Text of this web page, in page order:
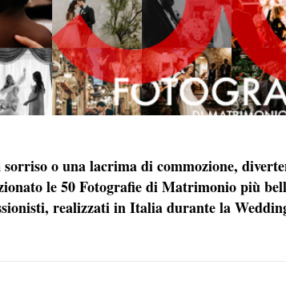
o una lacrima di commozione,
le 50 Fotografie di Matrimonio più
realizzati in Italia durante la